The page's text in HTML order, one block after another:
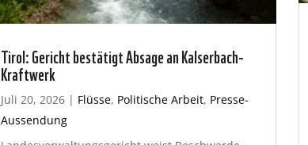
Tirol: Gericht bestätigt Absage an Kalserbach-
Kraftwerk
Juli 20, 2026| Flüsse, Politische Arbeit, Presse-
Aussendung